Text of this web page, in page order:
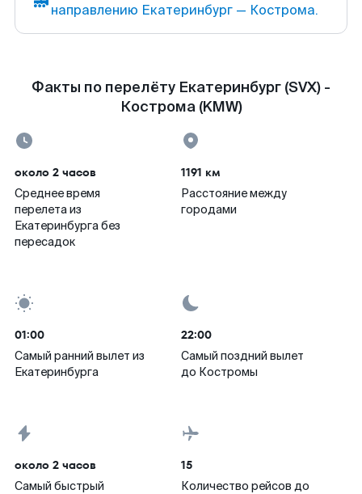
направлению Екатеринбург — Кострома.
Факты по перелёту Екатеринбург (SVX) -
Кострома (KMW)
около 2 часов
Среднее время
перелета из
Екатеринбурга без
пересадок
1191 км
Расстояние между
городами
01:00
Самый ранний вылет из
Екатеринбурга
22:00
Самый поздний вылет
до Костромы
около 2 часов
Самый быстрый
15
Количество рейсов до